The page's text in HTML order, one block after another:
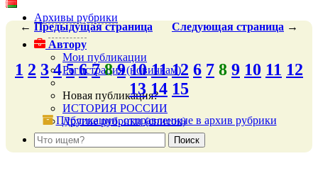
Архивы рубрики
Автору
Мои публикации
Регистрация (новичкам)
Новая публикация?
ИСТОРИЯ РОССИИ
Другие рубрики (список)
← Предыдущаястраница Следующая страница →
1 2 3 4 5 6 7 8 9 10 11 12 6 7 8 9 10 11 12
13 14 15
Публикации, отправленные в архив рубрики